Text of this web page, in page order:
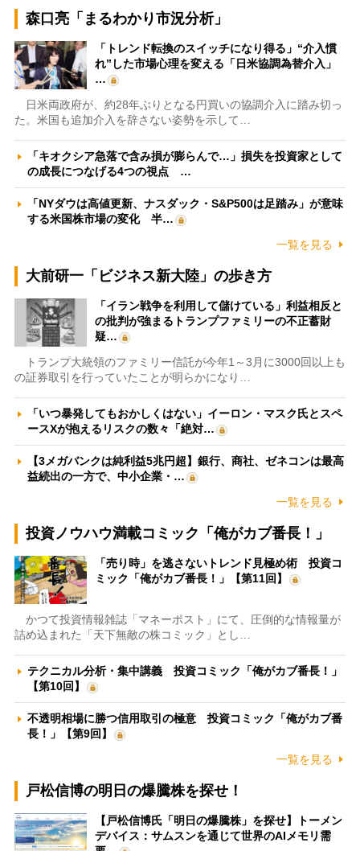
森口亮「まるわかり市況分析」
「トレンド転換のスイッチになり得る」“介入慣
れ”した市場心理を変える「日米協調為替介入」
…
日米両政府が、約28年ぶりとなる円買いの協調介入に踏み切っ
た。米国も追加介入を辞さない姿勢を示して…
「キオクシア急落で含み損が膨らんで…」損失を投資家として
の成長につなげる4つの視点 …
「NYダウは高値更新、ナスダック・S&P500は足踏み」が意味
する米国株市場の変化 半…
一覧を見る
大前研一「ビジネス新大陸」の歩き方
「イラン戦争を利用して儲けている」利益相反と
の批判が強まるトランプファミリーの不正蓄財
疑…
トランプ大統領のファミリー信託が今年1～3月に3000回以上も
の証券取引を行っていたことが明らかになり…
「いつ暴発してもおかしくはない」イーロン・マスク氏とスペ
ースXが抱えるリスクの数々「絶対…
【3メガバンクは純利益5兆円超】銀行、商社、ゼネコンは最高
益続出の一方で、中小企業・…
一覧を見る
投資ノウハウ満載コミック「俺がカブ番長！」
「売り時」を逃さないトレンド見極め術 投資コ
ミック「俺がカブ番長！」【第11回】
かつて投資情報雑誌「マネーポスト」にて、圧倒的な情報量が
詰め込まれた「天下無敵の株コミック」とし…
テクニカル分析・集中講義 投資コミック「俺がカブ番長！」
【第10回】
不透明相場に勝つ信用取引の極意 投資コミック「俺がカブ番
長！」【第9回】
一覧を見る
戸松信博の明日の爆騰株を探せ！
【戸松信博氏「明日の爆騰株」を探せ】トーメン
デバイス：サムスンを通じて世界のAIメモリ需